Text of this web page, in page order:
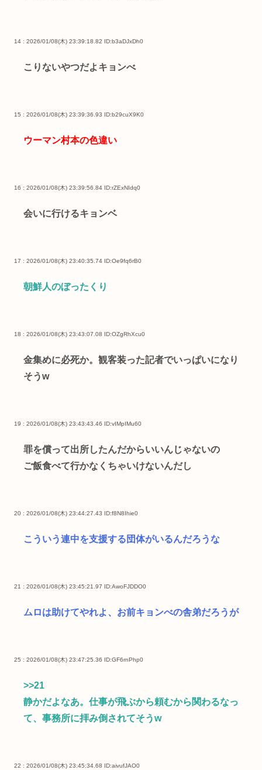
14 : 2026/01/08(木) 23:39:18.82 ID:b3aDJxDh0
こりないやつだよキョンべ
15 : 2026/01/08(木) 23:39:36.93 ID:b29cuX9K0
ウーマン村本の色違い
16 : 2026/01/08(木) 23:39:56.84 ID:rZExNIdq0
会いに行けるキョンベ
17 : 2026/01/08(木) 23:40:35.74 ID:Oe9fq6rB0
朝鮮人のぼったくり
18 : 2026/01/08(木) 23:43:07.08 ID:OZgRhXcu0
金集めに必死か。観客装った記者でいっぱいになり
そうw
19 : 2026/01/08(木) 23:43:43.46 ID:vIMpIMu60
罪を償って出所したんだからいいんじゃないの
ご飯食べて行かなくちゃいけないんだし
20 : 2026/01/08(木) 23:44:27.43 ID:f8N8Ihie0
こういう連中を支援する団体がいるんだろうな
21 : 2026/01/08(木) 23:45:21.97 ID:AwoFJDDO0
ムロは助けてやれよ、お前キョンべの舎弟だろうが
25 : 2026/01/08(木) 23:47:25.36 ID:GF6rnPhp0
>>21
静かだよなあ。仕事が飛ぶから頼むから関わるなっ
て、事務所に拝み倒されてそうw
22 : 2026/01/08(木) 23:45:34.68 ID:aivufJAO0